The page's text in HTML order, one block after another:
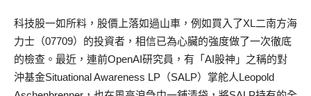
科技股一如所料，股價上落如過山車，例如買入了XL二南方海
力士（07709）的投資者，相信已為心臟的強度做了一次徹底
的檢查。最近，連前OpenAI研究員，有「AI股神」之稱的對
沖基金Situational Awareness LP（SALP）掌舵人Leopold